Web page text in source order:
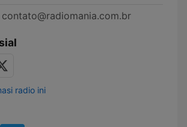
contato@radiomania.com.br
radio ini